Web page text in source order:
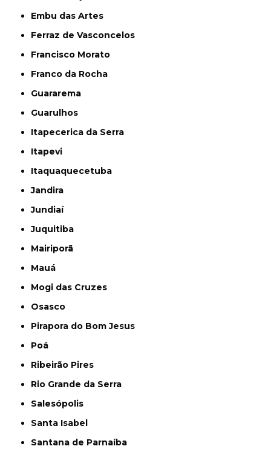
Embu das Artes
Ferraz de Vasconcelos
Francisco Morato
Franco da Rocha
Guararema
Guarulhos
Itapecerica da Serra
Itapevi
Itaquaquecetuba
Jandira
Jundiaí
Juquitiba
Mairiporã
Mauá
Mogi das Cruzes
Osasco
Pirapora do Bom Jesus
Poá
Ribeirão Pires
Rio Grande da Serra
Salesópolis
Santa Isabel
Santana de Parnaíba